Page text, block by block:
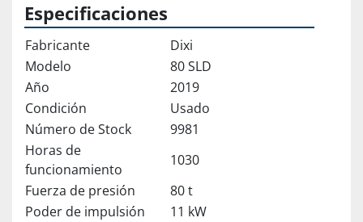
Especificaciones
Fabricante
Dixi
Modelo
80 SLD
Año
2019
Condición
Usado
Número de Stock
9981
Horas de
funcionamiento
1030
Fuerza de presión
80 t
Poder de impulsión
11 kW